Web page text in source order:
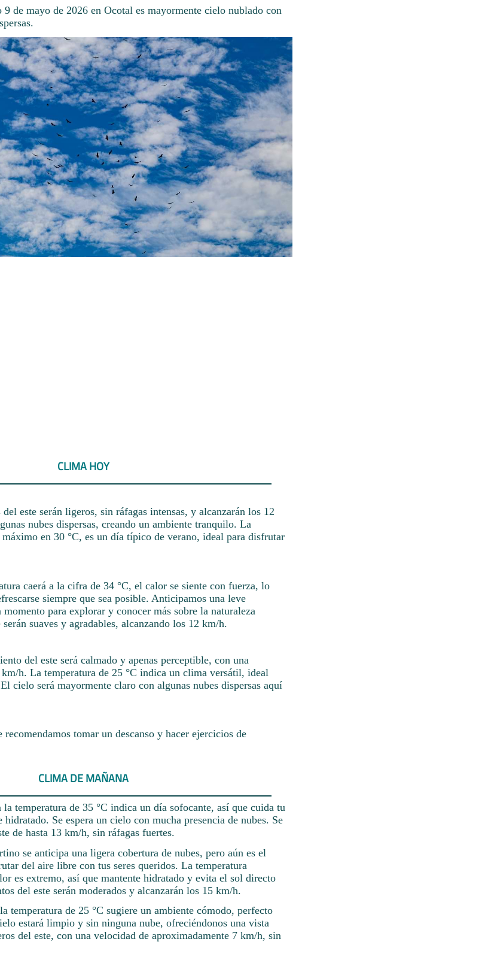
9 de mayo de 2026 en Ocotal es mayormente cielo nublado con
CLIMA HOY
este serán ligeros, sin ráfagas intensas, y alcanzarán los 12
nubes dispersas, creando un ambiente tranquilo. La
máximo en 30 °C, es un día típico de verano, ideal para disfrutar
caerá a la cifra de 34 °C, el calor se siente con fuerza, lo
siempre que sea posible. Anticipamos una leve
momento para explorar y conocer más sobre la naturaleza
suaves y agradables, alcanzando los 12 km/h.
del este será calmado y apenas perceptible, con una
h. La temperatura de 25 °C indica un clima versátil, ideal
cielo será mayormente claro con algunas nubes dispersas aquí
tomar un descanso y hacer ejercicios de
CLIMA DE MAÑANA
temperatura de 35 °C indica un día sofocante, así que cuida tu
Se espera un cielo con mucha presencia de nubes. Se
de hasta 13 km/h, sin ráfagas fuertes.
se anticipa una ligera cobertura de nubes, pero aún es el
del aire libre con tus seres queridos. La temperatura
es extremo, así que mantente hidratado y evita el sol directo
del este serán moderados y alcanzarán los 15 km/h.
temperatura de 25 °C sugiere un ambiente cómodo, perfecto
estará limpio y sin ninguna nube, ofreciéndonos una vista
del este, con una velocidad de aproximadamente 7 km/h, sin